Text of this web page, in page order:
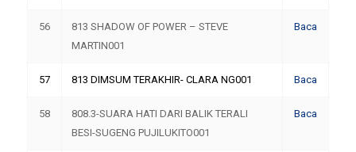
56
813 SHADOW OF POWER – STEVE
MARTIN001
Baca
57 813 DIMSUM TERAKHIR- CLARA NG001 Baca
58
808.3-SUARA HATI DARI BALIK TERALI
BESI-SUGENG PUJILUKITO001
Baca